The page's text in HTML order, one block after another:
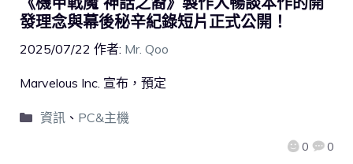
發理念與幕後秘辛紀錄短片正式公開！
2025/07/22 作者: Mr. Qoo
0 0
Marvelous Inc. 宣布，預定
資訊、 PC&主機